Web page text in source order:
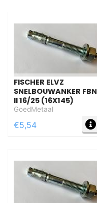
FISCHER ELVZ
SNELBOUWANKER FBN
II 16/25 (16X145)
GoedMetaal
€5,54